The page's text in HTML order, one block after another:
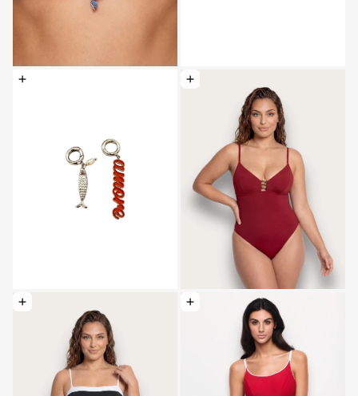
Elegir opciones: Colgante - Baby Blue Elegir opciones: Ba ñador entero
Elegir opciones: Ba ñador entero moldeador - Sculpt Fashion
Elegir opciones: ba ñador intero